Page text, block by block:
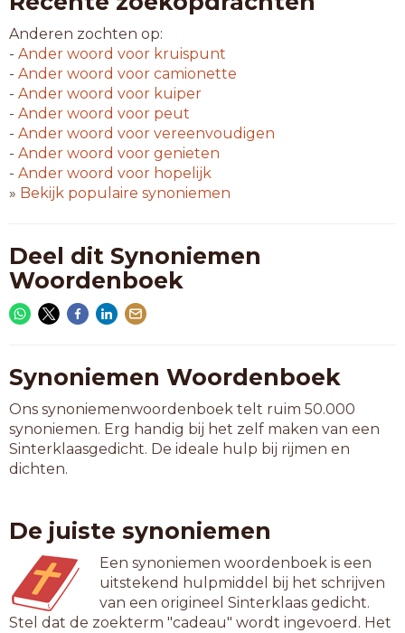
Anderen zochten op:
- Ander woord voor kruispunt
- Ander woord voor camionette
- Ander woord voor kuiper
- Ander woord voor peut
- Ander woord voor vereenvoudigen
- Ander woord voor genieten
- Ander woord voor hopelijk
» Bekijk populaire synoniemen
Deel dit Synoniemen
Woordenboek
Synoniemen Woordenboek
Ons synoniemenwoordenboek telt ruim 50.000
synoniemen. Erg handig bij het zelf maken van een
Sinterklaasgedicht. De ideale hulp bij rijmen en
dichten.
De juiste synoniemen
Een synoniemen woordenboek is een
uitstekend hulpmiddel bij het schrijven
van een origineel Sinterklaas gedicht.
Stel dat de zoekterm "cadeau" wordt ingevoerd. Het